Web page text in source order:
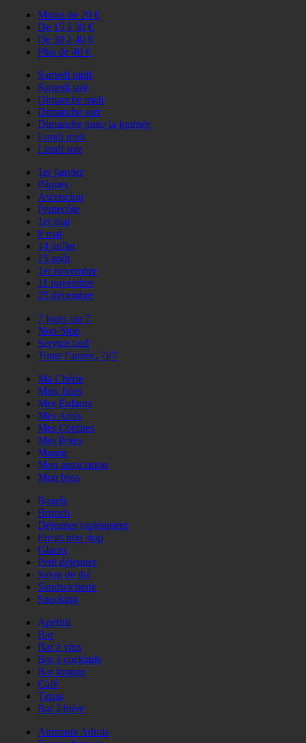
Moins de 20 €
De 15 à 30 €
De 30 à 40 €
Plus de 40 €
Samedi midi
Samedi soir
Dimanche midi
Dimanche soir
Dimanche toute la journée
Lundi midi
Lundi soir
1er janvier
Pâques
Ascencion
Pentecôte
1er mai
8 mai
14 juillet
15 août
1er novembre
11 novembre
25 décembre
7 jours sur 7
Non-Stop
Service tard
Toute l'année, 7j/7
Ma Chérie
Mon Jules
Mes Enfants
Mes Amis
Mes Copines
Mes Potes
Mamie
Mon association
Mon boss
Bagels
Brunch
Déjeuner rapidement
Encas non stop
Glaces
Petit déjeuner
Salon de thé
Sandwicherie
Snacking
Apéritif
Bar
Bar à vins
Bar à cocktails
Bar lounge
Café
Tapas
Bar à bière
Animaux Admis